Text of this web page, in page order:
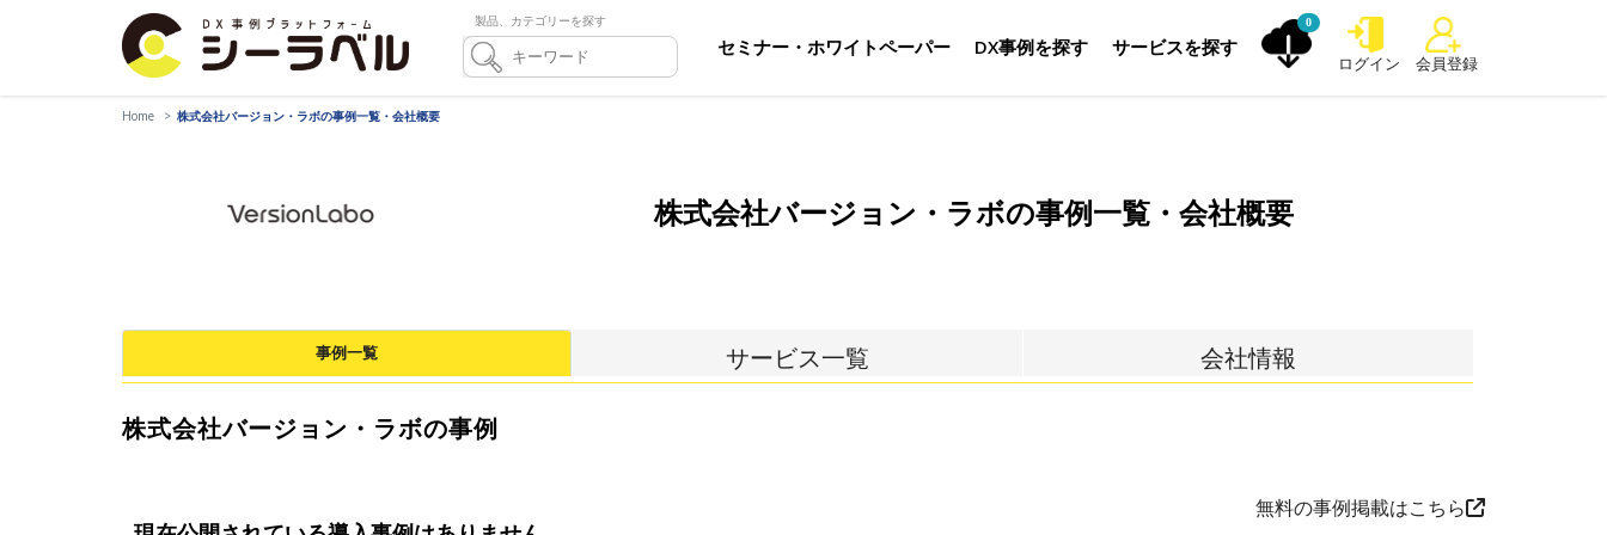
製品、カテゴリーを探す
セミナー・ホワイトペーパー DX事例を探す サービスを探す
0
ログイン 会員登録
Home 株式会社バージョン・ラボの事例一覧・会社概要
株式会社バージョン・ラボの事例一覧・会社概要
事例一覧 サービス一覧 会社情報
株式会社バージョン・ラボの事例
無料の事例掲載はこちら